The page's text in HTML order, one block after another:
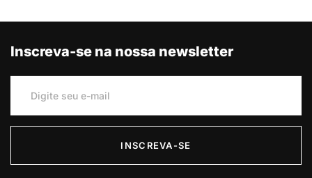
Inscreva-se na nossa newsletter
INSCREVA-SE